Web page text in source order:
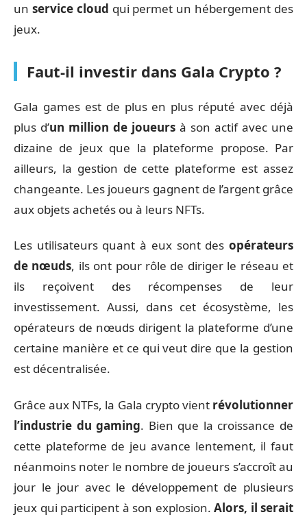
un service cloud qui permet un hébergement des
jeux.
Faut-il investir dans Gala Crypto ?
Gala games est de plus en plus réputé avec déjà
plus d’un million de joueurs à son actif avec une
dizaine de jeux que la plateforme propose. Par
ailleurs, la gestion de cette plateforme est assez
changeante. Les joueurs gagnent de l’argent grâce
aux objets achetés ou à leurs NFTs.
Les utilisateurs quant à eux sont des opérateurs
de nœuds, ils ont pour rôle de diriger le réseau et
ils reçoivent des récompenses de leur
investissement. Aussi, dans cet écosystème, les
opérateurs de nœuds dirigent la plateforme d’une
certaine manière et ce qui veut dire que la gestion
est décentralisée.
Grâce aux NTFs, la Gala crypto vient révolutionner
l’industrie du gaming. Bien que la croissance de
cette plateforme de jeu avance lentement, il faut
néanmoins noter le nombre de joueurs s’accroît au
jour le jour avec le développement de plusieurs
jeux qui participent à son explosion. Alors, il serait